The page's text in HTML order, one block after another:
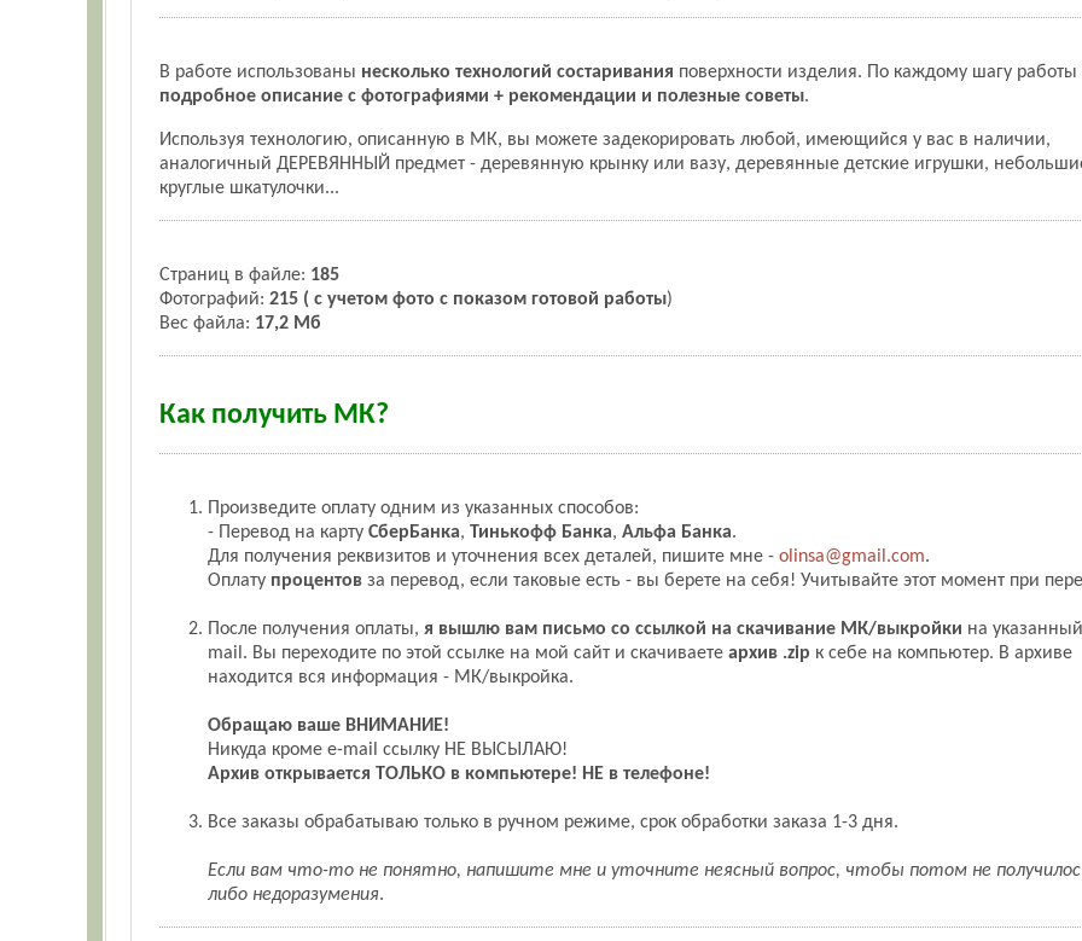
В работе использованы несколько технологий состаривания поверхности изделия. По каждому шагу работы
подробное описание с фотографиями + рекомендации и полезные советы.
Используя технологию, описанную в МК, вы можете задекорировать любой, имеющийся у вас в наличии,
аналогичный ДЕРЕВЯННЫЙ предмет - деревянную крынку или вазу, деревянные детские игрушки,
круглые шкатулочки...
Страниц в файле: 185
Фотографий: 215 ( с учетом фото с показом готовой работы)
Вес файла: 17,2 Мб
Как получить МК?
Произведите оплату одним из указанных способов:
- Перевод на карту СберБанка, Тинькофф Банка, Альфа Банка.
Для получения реквизитов и уточнения всех деталей, пишите мне - olinsa@gmail.com.
Оплату процентов за перевод, если таковые есть - вы берете на себя! Учитывайте этот момент при
После получения оплаты, я вышлю вам письмо со ссылкой на скачивание МК/выкройки на
mail. Вы переходите по этой ссылке на мой сайт и скачиваете архив .zip к себе на компьютер. В архиве
находится вся информация - МК/выкройка.
Обращаю ваше ВНИМАНИЕ!
Никуда кроме e-mail ссылку НЕ ВЫСЫЛАЮ!
Архив открывается ТОЛЬКО в компьютере! НЕ в телефоне!
Все заказы обрабатываю только в ручном режиме, срок обработки заказа 1-3 дня.
Если вам что-то не понятно, напишите мне и уточните неясный вопрос, чтобы потом не
либо недоразумения.